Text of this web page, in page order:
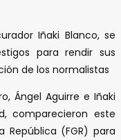
Iñaki Blanco, se
para rendir sus
de los normalistas
Ángel Aguirre e Iñaki
comparecieron este
(FGR) para